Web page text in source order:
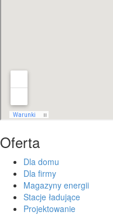
Oferta
Dla domu
Dla firmy
Magazyny energii
Stacje ładujące
Projektowanie